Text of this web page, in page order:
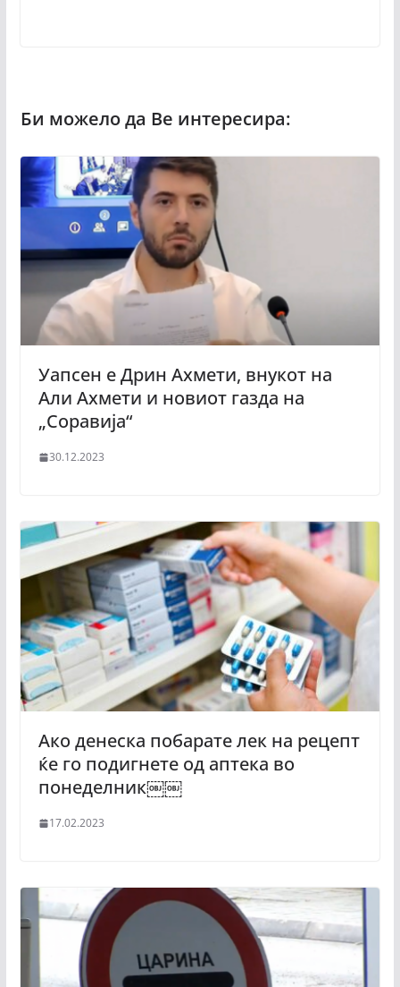
Уапсен е Дрин Ахмети, внукот на
Али Ахмети и новиот газда на
„Соравија“
30.12.2023
Ако денеска побарате лек на рецепт
ќе го подигнете од аптека во
понеделник￼￼
17.02.2023